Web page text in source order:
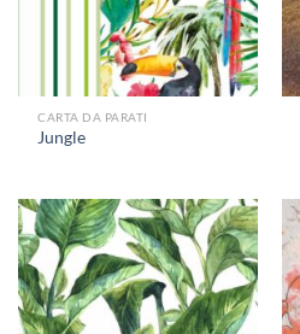
CARTA DA PARATI
Jungle